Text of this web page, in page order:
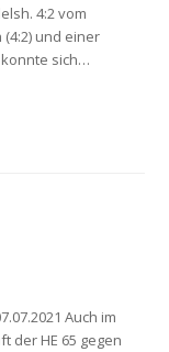
4:2 vom
(4:2) und einer
konnte sich…
Auch im
der HE 65 gegen